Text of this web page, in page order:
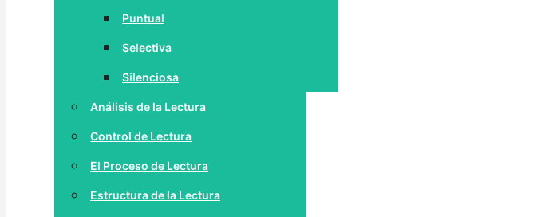
Puntual
Selectiva
Silenciosa
Análisis de la Lectura
Control de Lectura
El Proceso de Lectura
Estructura de la Lectura